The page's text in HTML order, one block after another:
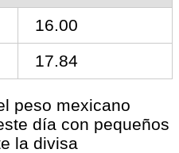
16.00
17.84
peso mexicano
día con pequeños
la divisa